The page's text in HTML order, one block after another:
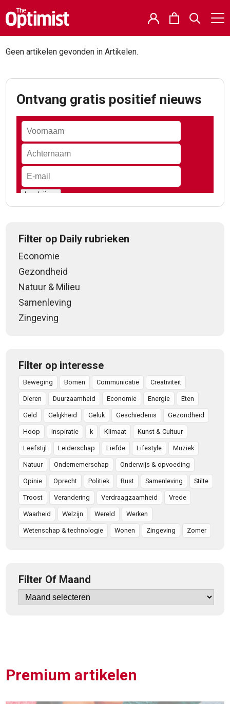
Geen artikelen gevonden in Artikelen.
Ontvang gratis positief nieuws
Filter op Daily rubrieken
Economie
Gezondheid
Natuur & Milieu
Samenleving
Zingeving
Filter op interesse
Beweging Bomen Communicatie Creativiteit
Dieren Duurzaamheid Economie Energie Eten
Geld Gelijkheid Geluk Geschiedenis Gezondheid
Hoop Inspiratie k Klimaat Kunst & Cultuur
Leefstijl Leiderschap Liefde Lifestyle Muziek
Natuur Ondernemerschap Onderwijs & opvoeding
Opinie Oprecht Politiek Rust Samenleving Stilte
Troost Verandering Verdraagzaamheid Vrede
Waarheid Welzijn Wereld Werken
Wetenschap & technologie Wonen Zingeving Zomer
Filter Of Maand
Premium artikelen